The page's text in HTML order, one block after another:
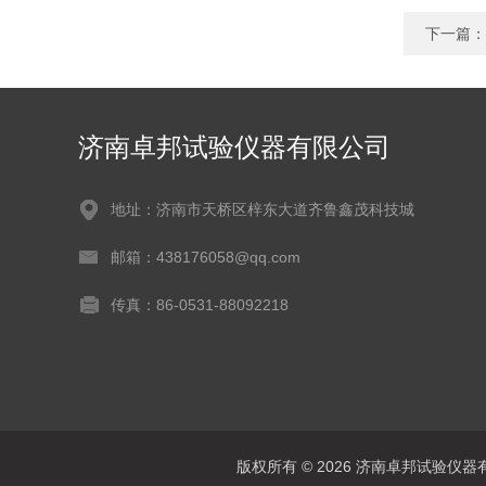
下一篇：
济南卓邦试验仪器有限公司
地址：济南市天桥区梓东大道齐鲁鑫茂科技城
邮箱：438176058@qq.com
传真：86-0531-88092218
版权所有 © 2026 济南卓邦试验仪